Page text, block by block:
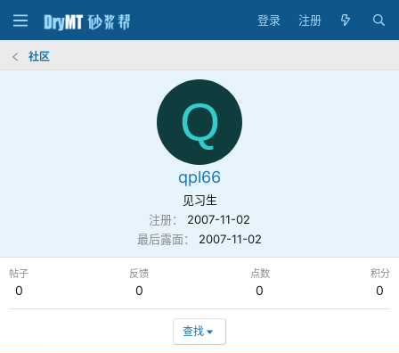
登录 注册
社区
Q
qpl66
见习生
注册
2007-11-02
最后露面
2007-11-02
帖子
0
反馈
0
点数
0
积分
0
查找